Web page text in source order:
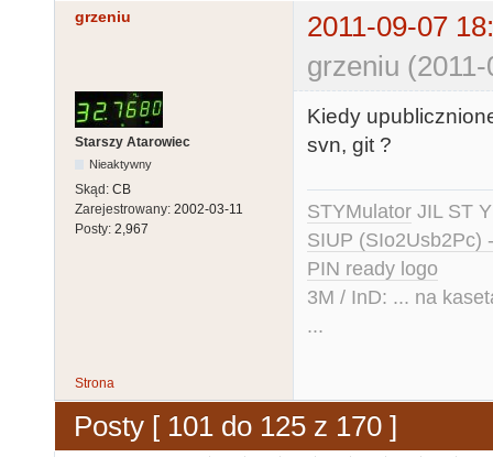
grzeniu
2011-09-07
grzeniu
Starszy Atarowiec
Nieaktywny
Skąd: CB
Zarejestrowany: 2002-03-11
Posty: 2,967
Kiedy
svn, git ?
STYMulator JIL ST
SIUP (SIo2Usb2Pc)
PIN ready logo
3M / InD: ... na
...
Strona
Posty [ 101 do 125 z 170 ]